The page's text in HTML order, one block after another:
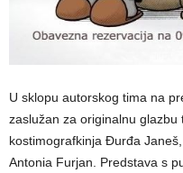
U sklopu autorskog tima na
zaslužan za originalnu glazbu
kostimografkinja Đurđa
Antonia Furjan. Predstava s